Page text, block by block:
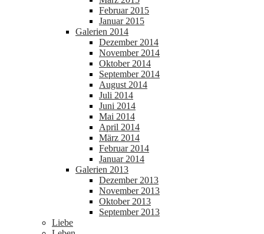
Februar 2015
Januar 2015
Galerien 2014
Dezember 2014
November 2014
Oktober 2014
September 2014
August 2014
Juli 2014
Juni 2014
Mai 2014
April 2014
März 2014
Februar 2014
Januar 2014
Galerien 2013
Dezember 2013
November 2013
Oktober 2013
September 2013
Liebe